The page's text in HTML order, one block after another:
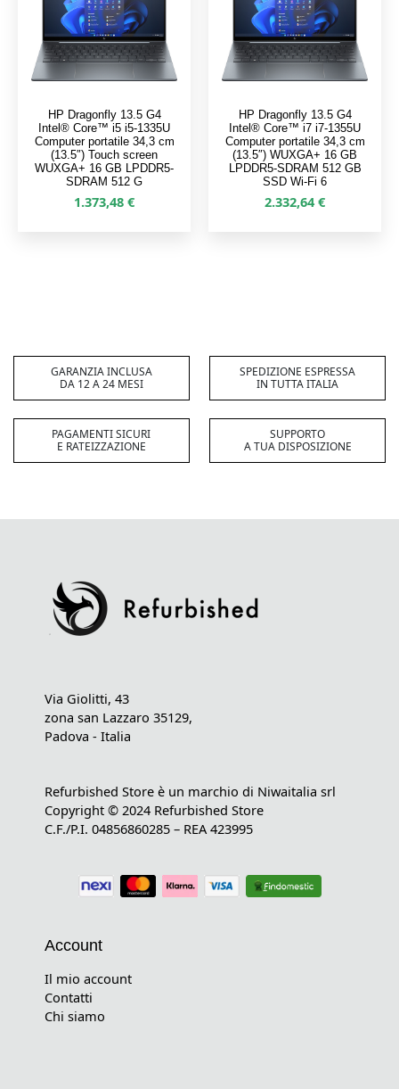
HP Dragonfly 13.5 G4
Intel® Core™ i5 i5-1335U
Computer portatile 34,3 cm
(13.5″) Touch screen
WUXGA+ 16 GB LPDDR5-
SDRAM 512 G
1.373,48 €
HP Dragonfly 13.5 G4
Intel® Core™ i7 i7-1355U
Computer portatile 34,3 cm
(13.5″) WUXGA+ 16 GB
LPDDR5-SDRAM 512 GB
SSD Wi-Fi 6
2.332,64 €
GARANZIA INCLUSA
DA 12 A 24 MESI
SPEDIZIONE ESPRESSA
IN TUTTA ITALIA
PAGAMENTI SICURI
E RATEIZZAZIONE
SUPPORTO
A TUA DISPOSIZIONE
Via Giolitti, 43
zona san Lazzaro 35129,
Padova - Italia
Refurbished Store è un marchio di Niwaitalia srl
Copyright © 2024 Refurbished Store
C.F./P.I. 04856860285 – REA 423995
Account
Il mio account
Contatti
Chi siamo